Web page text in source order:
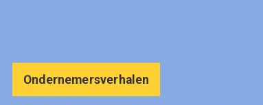
Ondernemersverhalen